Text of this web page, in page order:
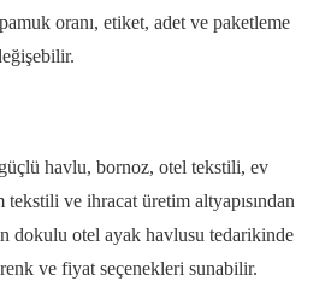
oranı, etiket, adet ve paketleme
havlu, bornoz, otel tekstili, ev
ve ihracat üretim altyapısından
dokulu otel ayak havlusu tedarikinde
ve fiyat seçenekleri sunabilir.